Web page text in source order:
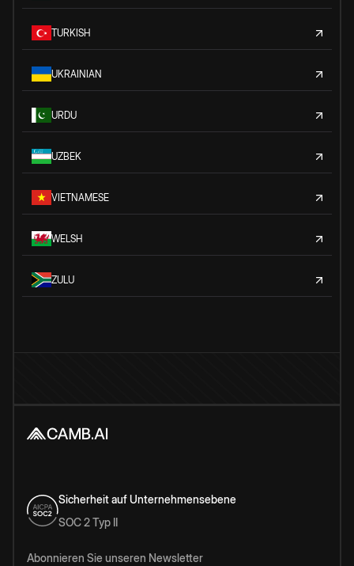
TURKISH
UKRAINIAN
URDU
UZBEK
VIETNAMESE
WELSH
ZULU
Sicherheit auf Unternehmensebene
SOC 2 Typ II
Abonnieren Sie unseren Newsletter